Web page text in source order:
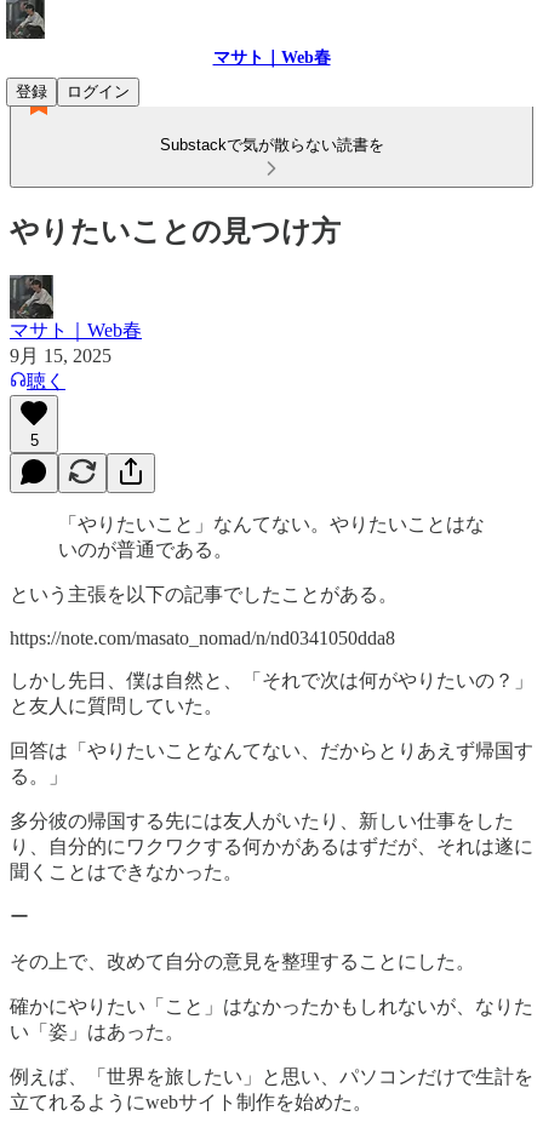
マサト｜Web春
登録
ログイン
Substackで気が散らない読書を
やりたいことの見つけ方
マサト｜Web春
9月 15, 2025
聴く
5
「やりたいこと」なんてない。やりたいことはな
いのが普通である。
という主張を以下の記事でしたことがある。
https://note.com/masato_nomad/n/nd0341050dda8
しかし先日、僕は自然と、「それで次は何がやりたいの？」
と友人に質問していた。
回答は「やりたいことなんてない、だからとりあえず帰国す
る。」
多分彼の帰国する先には友人がいたり、新しい仕事をした
り、自分的にワクワクする何かがあるはずだが、それは遂に
聞くことはできなかった。
ー
その上で、改めて自分の意見を整理することにした。
確かにやりたい「こと」はなかったかもしれないが、なりた
い「姿」はあった。
例えば、「世界を旅したい」と思い、パソコンだけで生計を
立てれるようにwebサイト制作を始めた。